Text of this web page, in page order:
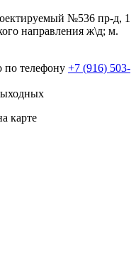
№536 пр-д, 1
направления ж\д; м.
по телефону +7 (916) 503-
карте